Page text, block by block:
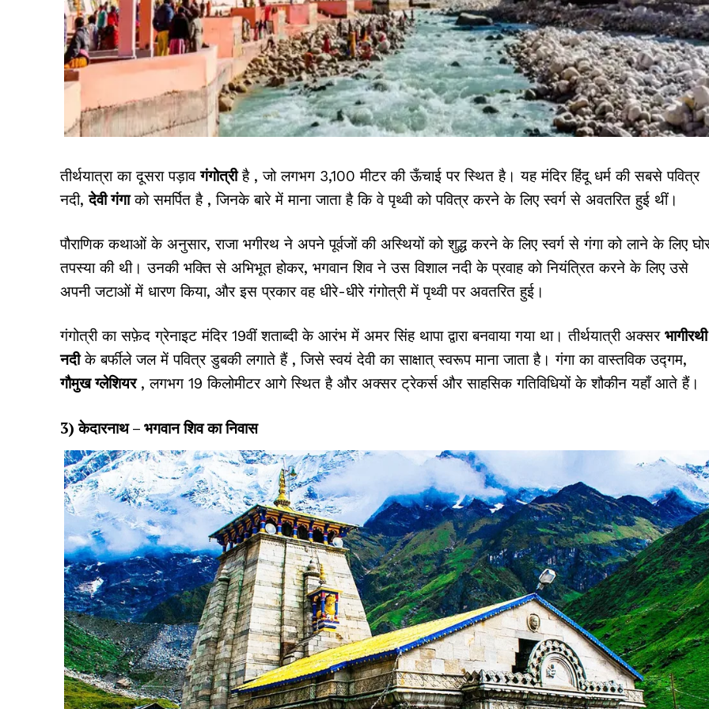
तीर्थयात्रा का दूसरा पड़ावगंगोत्रीहै , जो लगभग 3,100 मीटर की ऊँचाई पर स्थित है। यह मंदिर हिंदू धर्म की सबसे पवित्र
नदी,देवी गंगाको समर्पित है , जिनके बारे में माना जाता है कि वे पृथ्वी को पवित्र करने के लिए स्वर्ग से अवतरित हुई थीं।
पौराणिक कथाओं के अनुसार, राजा भगीरथ ने अपने पूर्वजों की अस्थियों को शुद्ध करने के लिए स्वर्ग से गंगा को लाने के लिए
तपस्या की थी। उनकी भक्ति से अभिभूत होकर, भगवान शिव ने उस विशाल नदी के प्रवाह को नियंत्रित करने के लिए उसे
अपनी जटाओं में धारण किया, और इस प्रकार वह धीरे-धीरे गंगोत्री में पृथ्वी पर अवतरित हुई।
गंगोत्री का सफ़ेद ग्रेनाइट मंदिर 19वीं शताब्दी के आरंभ में अमर सिंह थापा द्वारा बनवाया गया था। तीर्थयात्री अक्सर भागीरथी
नदीके बर्फीले जल में पवित्र डुबकी लगाते हैं , जिसे स्वयं देवी का साक्षात् स्वरूप माना जाता है। गंगा का वास्तविक उद्गम,
गौमुख ग्लेशियर, लगभग 19 किलोमीटर आगे स्थित है और अक्सर ट्रेकर्स और साहसिक गतिविधियों के शौकीन यहाँ आते हैं।
3) केदारनाथ – भगवान शिव का निवास